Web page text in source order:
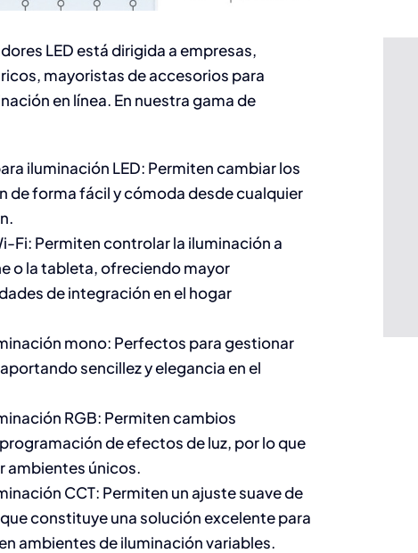
LED está dirigida a empresas,
mayoristas de accesorios para
en línea. En nuestra gama de
iluminación LED: Permiten cambiar los
de forma fácil y cómoda desde cualquier
Fi: Permiten controlar la iluminación a
o la tableta, ofreciendo mayor
de integración en el hogar
mono: Perfectos para gestionar
sencillez y elegancia en el
RGB: Permiten cambios
de efectos de luz, por lo que
ambientes únicos.
CCT: Permiten un ajuste suave de
constituye una solución excelente para
ambientes de iluminación variables.